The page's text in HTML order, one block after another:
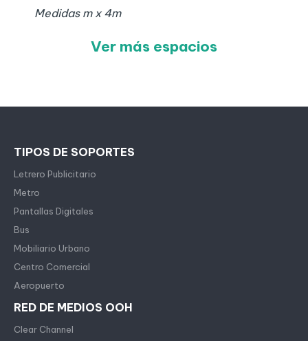
Medidas m x 4m
Ver más espacios
TIPOS DE SOPORTES
Letrero Publicitario
Metro
Pantallas Digitales
Bus
Mobiliario Urbano
Centro Comercial
Aeropuerto
RED DE MEDIOS OOH
Clear Channel